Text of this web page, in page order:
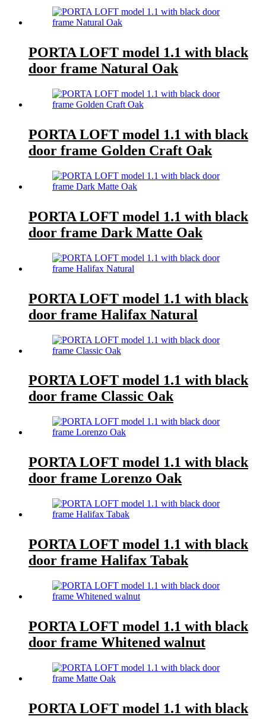
PORTA LOFT model 1.1 with black
door frame Natural Oak
PORTA LOFT model 1.1 with black
door frame Golden Craft Oak
PORTA LOFT model 1.1 with black
door frame Dark Matte Oak
PORTA LOFT model 1.1 with black
door frame Halifax Natural
PORTA LOFT model 1.1 with black
door frame Classic Oak
PORTA LOFT model 1.1 with black
door frame Lorenzo Oak
PORTA LOFT model 1.1 with black
door frame Halifax Tabak
PORTA LOFT model 1.1 with black
door frame Whitened walnut
PORTA LOFT model 1.1 with black